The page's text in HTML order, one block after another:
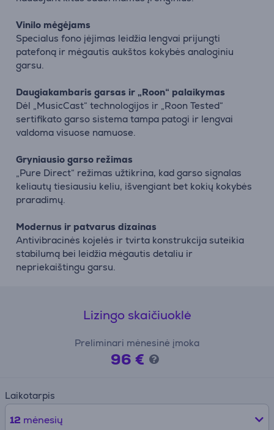
Vinilo mėgėjams
Specialus fono įėjimas leidžia lengvai prijungti
patefoną ir mėgautis aukštos kokybės analoginiu
garsu.
Daugiakambaris garsas ir „Roon“ palaikymas
Dėl „MusicCast“ technologijos ir „Roon Tested“
sertifikato garso sistema tampa patogi ir lengvai
valdoma visuose namuose.
Gryniausio garso režimas
„Pure Direct“ režimas užtikrina, kad garso signalas
keliautų tiesiausiu keliu, išvengiant bet kokių kokybės
praradimų.
Modernus ir patvarus dizainas
Antivibracinės kojelės ir tvirta konstrukcija suteikia
stabilumą bei leidžia mėgautis detaliu ir
nepriekaištingu garsu.
Lizingo skaičiuoklė
Preliminari mėnesinė įmoka
96 €
Laikotarpis
12 mėnesių